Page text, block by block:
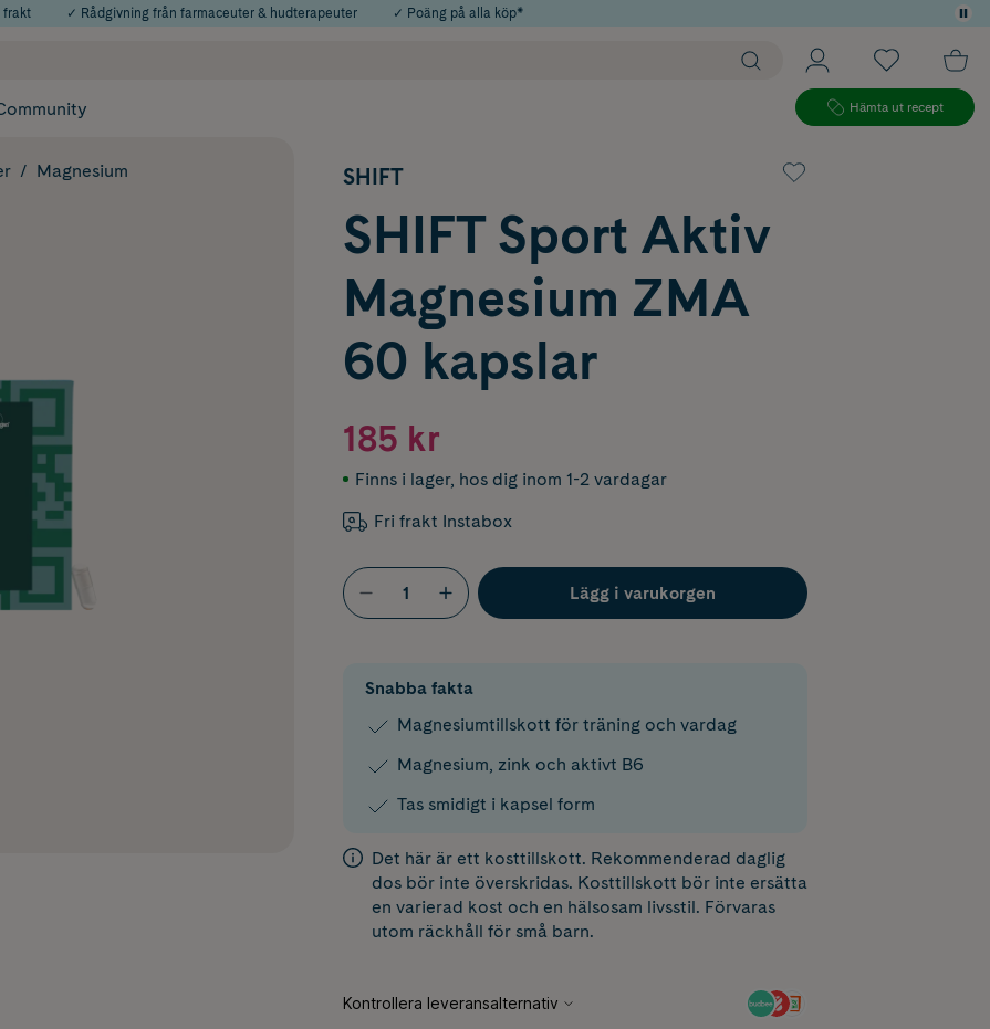
frakt ✓ Rådgivning från farmaceuter & hudterapeuter ✓ Poäng på alla köp*
Hämta ut recept
Magnesium SHIFT
SHIFT Sport Aktiv
Magnesium ZMA
60 kapslar
185 kr
Finns i lager, hos dig inom 1-2 vardagar
Fri frakt Instabox
Lägg i varukorgen
Snabba fakta
Magnesiumtillskott för träning och vardag
Magnesium, zink och aktivt B6
Tas smidigt i kapsel form
Det här är ett kosttillskott. Rekommenderad daglig
dos bör inte överskridas. Kosttillskott bör inte ersätta
en varierad kost och en hälsosam livsstil. Förvaras
utom räckhåll för små barn.